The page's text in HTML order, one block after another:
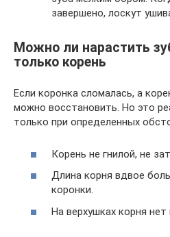
завершено, лоскут
Можно ли нарастить
только корень
Если коронка сломалась, а
можно восстановить. Но это
только при определенных
Корень не гнилой, не
Длина корня вдвое
коронки.
На верхушках корня нет